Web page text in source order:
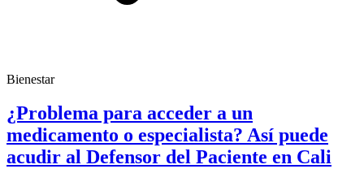
Bienestar
¿Problema para acceder a un
medicamento o especialista? Así puede
acudir al Defensor del Paciente en Cali